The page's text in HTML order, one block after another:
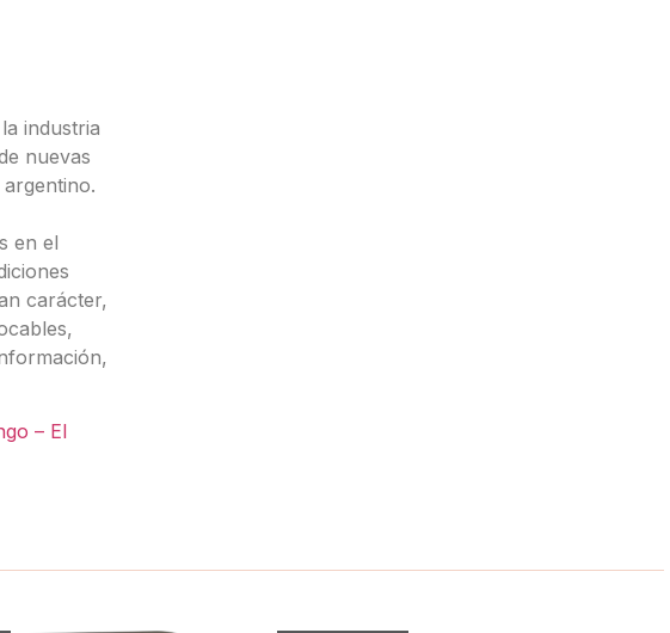
industria
nuevas
en el
carácter,
– El